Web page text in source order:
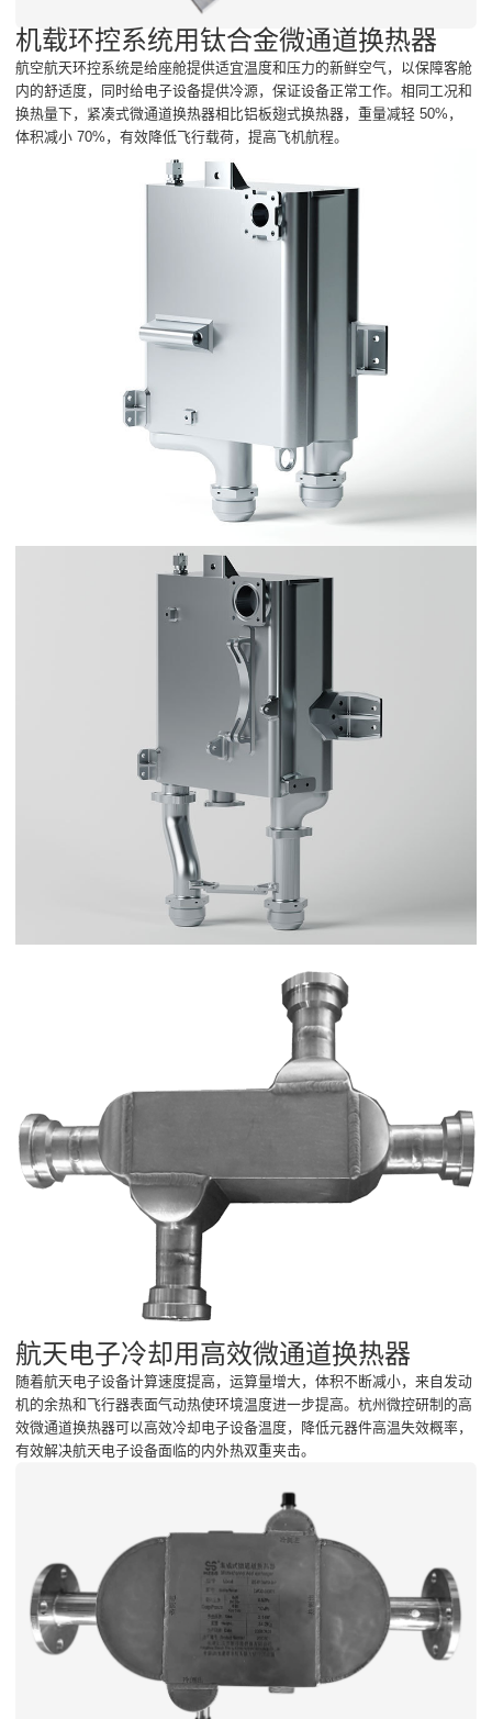
机载环控系统用钛合金微通道换热器
航空航天环控系统是给座舱提供适宜温度和压力的新鲜空气，以保障客舱
内的舒适度，同时给电子设备提供冷源，保证设备正常工作。相同工况和
换热量下，紧凑式微通道换热器相比铝板翅式换热器，重量减轻 50%，
体积减小 70%，有效降低飞行载荷，提高飞机航程。
航天电子冷却用高效微通道换热器
随着航天电子设备计算速度提高，运算量增大，体积不断减小，来自发动
机的余热和飞行器表面气动热使环境温度进一步提高。杭州微控研制的高
效微通道换热器可以高效冷却电子设备温度，降低元器件高温失效概率，
有效解决航天电子设备面临的内外热双重夹击。